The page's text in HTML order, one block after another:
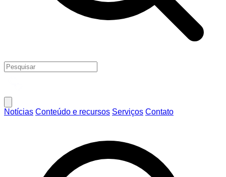
Notícias Conteúdo e recursos Serviços Contato